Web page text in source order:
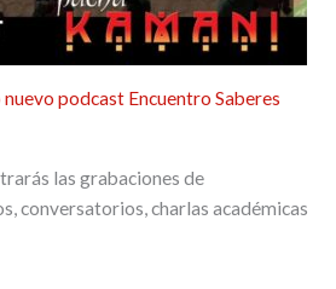
podcast Encuentro Saberes
las grabaciones de
conversatorios, charlas académicas